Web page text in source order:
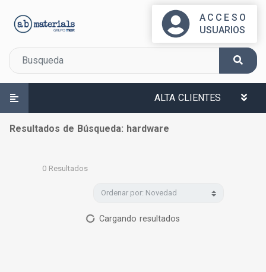
ACCESO
USUARIOS
ALTA CLIENTES
Resultados de Búsqueda: hardware
0 Resultados
Cargando resultados